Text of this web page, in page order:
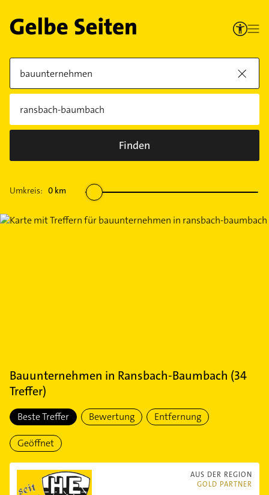
Finden
Umkreis: 0 km
Bauunternehmen in Ransbach-Baumbach (34
Treffer)
Beste Treffer Bewertung Entfernung
Geöffnet
AUS DER REGION
GOLD PARTNER